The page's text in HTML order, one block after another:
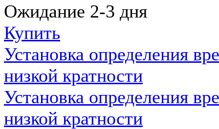
Ожидание 2-3 дня
Купить
Установка определения
низкой кратности
Установка определения
низкой кратности